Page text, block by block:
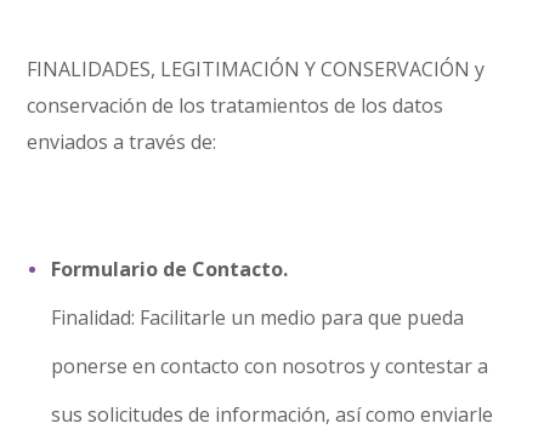
FINALIDADES, LEGITIMACIÓN Y CONSERVACIÓN y
conservación de los tratamientos de los datos
enviados a través de:
Formulario de Contacto.
Finalidad: Facilitarle un medio para que pueda
ponerse en contacto con nosotros y contestar a
sus solicitudes de información, así como enviarle